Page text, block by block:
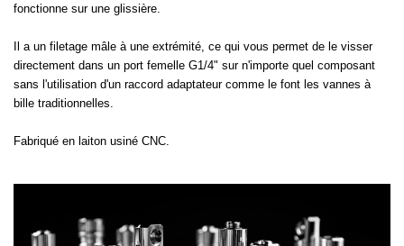
fonctionne sur une glissière.
Il a un filetage mâle à une extrémité, ce qui vous permet de le visser
directement dans un port femelle G1/4" sur n'importe quel composant
sans l'utilisation d'un raccord adaptateur comme le font les vannes à
bille traditionnelles.
Fabriqué en laiton usiné CNC.